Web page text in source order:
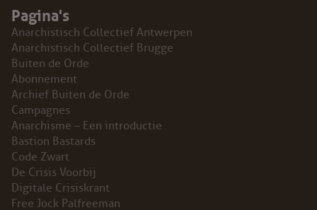
Pagina's
Anarchistisch Collectief Antwerpen
Anarchistisch Collectief Brugge
Buiten de Orde
Abonnement
Archief Buiten de Orde
Campagnes
Anarchisme – Een introductie
Bastion Bastards
Code Zwart
De Crisis Voorbij
Digitale Crisiskrant
Free Jock Palfreeman